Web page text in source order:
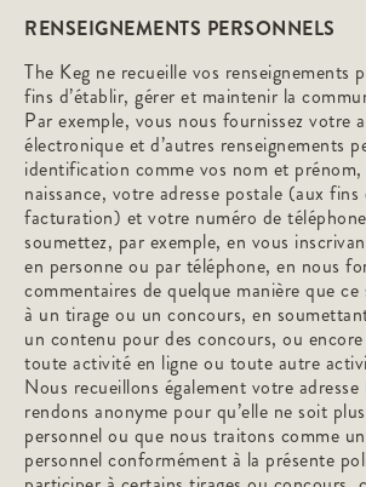
RENSEIGNEMENTS PERSONNELS
The Keg ne recueille vos renseignements
fins d’établir, gérer et maintenir la
Par exemple, vous nous fournissez votre
électronique et d’autres renseignements
identification comme vos nom et
naissance, votre adresse postale (aux
facturation) et votre numéro de
soumettez, par exemple, en vous
en personne ou par téléphone, en nous
commentaires de quelque manière que
à un tirage ou un concours, en
un contenu pour des concours, ou
toute activité en ligne ou toute autre
Nous recueillons également votre
rendons anonyme pour qu’elle ne soit
personnel ou que nous traitons comme
personnel conformément à la présente